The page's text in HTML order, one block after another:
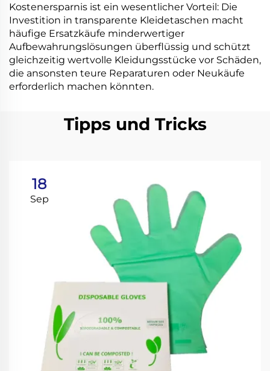
Kostenersparnis ist ein wesentlicher Vorteil: Die
Investition in transparente Kleidetaschen macht
häufige Ersatzkäufe minderwertiger
Aufbewahrungslösungen überflüssig und schützt
gleichzeitig wertvolle Kleidungsstücke vor Schäden,
die ansonsten teure Reparaturen oder Neukäufe
erforderlich machen könnten.
Tipps und Tricks
18
Sep